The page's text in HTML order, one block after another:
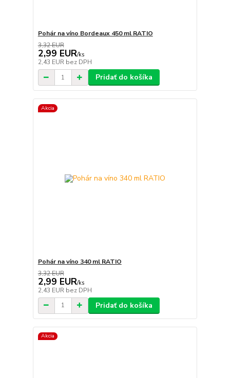
Pohár na víno Bordeaux 450 ml RATIO
3,32 EUR
2,99 EUR/ks
2,43 EUR bez DPH
Pridať do košíka
Akcia
Pohár na víno 340 ml RATIO
3,32 EUR
2,99 EUR/ks
2,43 EUR bez DPH
Pridať do košíka
Akcia